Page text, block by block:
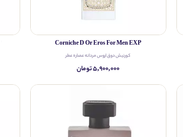
Corniche D Or Eros For Men EXP
کورنیش دوق اروس مردانه عصاره عطر
۵,۹۰۰,۰۰۰ تومان